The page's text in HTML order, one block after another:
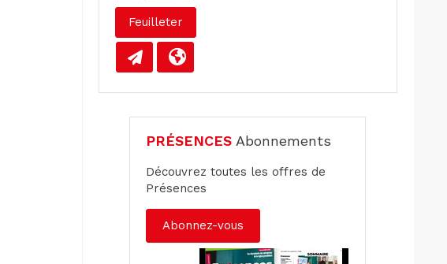
Feuilleter
PRÉSENCES Abonnements
Découvrez toutes les offres de
Présences
Abonnez-vous